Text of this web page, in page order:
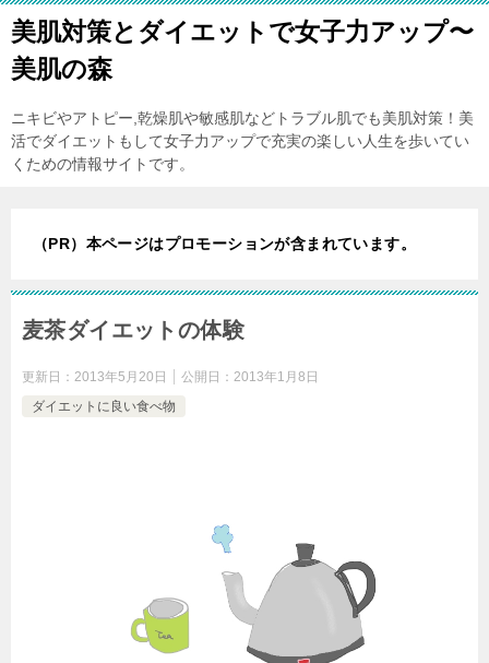
美肌対策とダイエットで女子力アップ〜
美肌の森
ニキビやアトピー,乾燥肌や敏感肌などトラブル肌でも美肌対策！美
活でダイエットもして女子力アップで充実の楽しい人生を歩いてい
くための情報サイトです。
（PR）本ページはプロモーションが含まれています。
麦茶ダイエットの体験
更新日： 2013年5月20日 公開日： 2013年1月8日
ダイエットに良い食べ物